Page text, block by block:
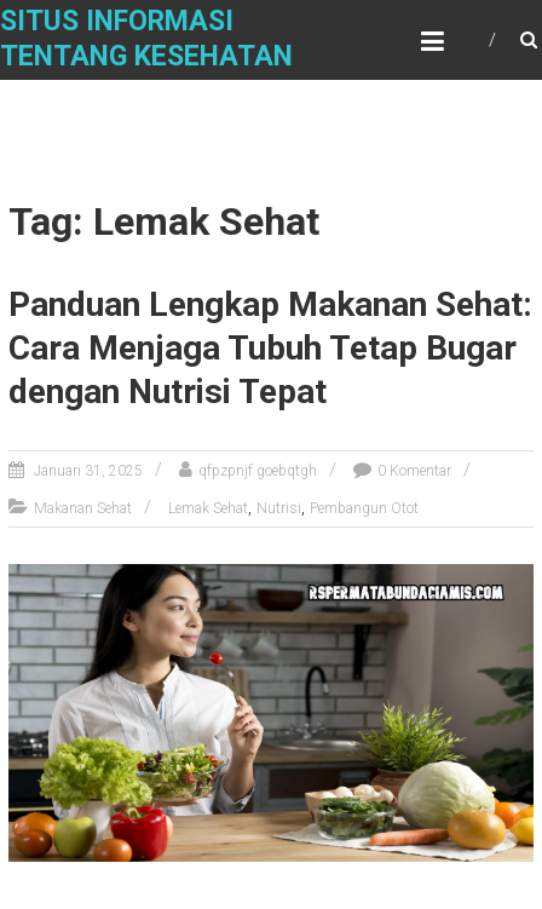
Skip
content
SITUS INFORMASI
TENTANG KESEHATAN
Tag: Lemak Sehat
Panduan Lengkap Makanan Sehat:
Cara Menjaga Tubuh Tetap Bugar
dengan Nutrisi Tepat
Januari 31, 2025 qfpzpnjf goebqtgh 0 Komentar
Makanan Sehat Lemak Sehat, Nutrisi, Pembangun Otot